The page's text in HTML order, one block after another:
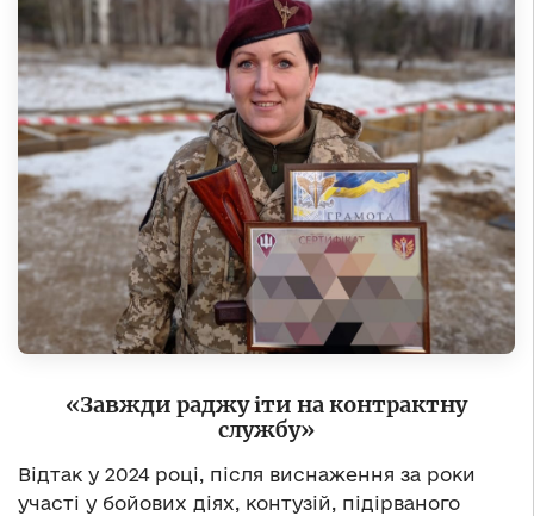
«Завжди раджу іти на контрактну
службу»
Відтак у 2024 році, після виснаження за роки
участі у бойових діях, контузій, підірваного